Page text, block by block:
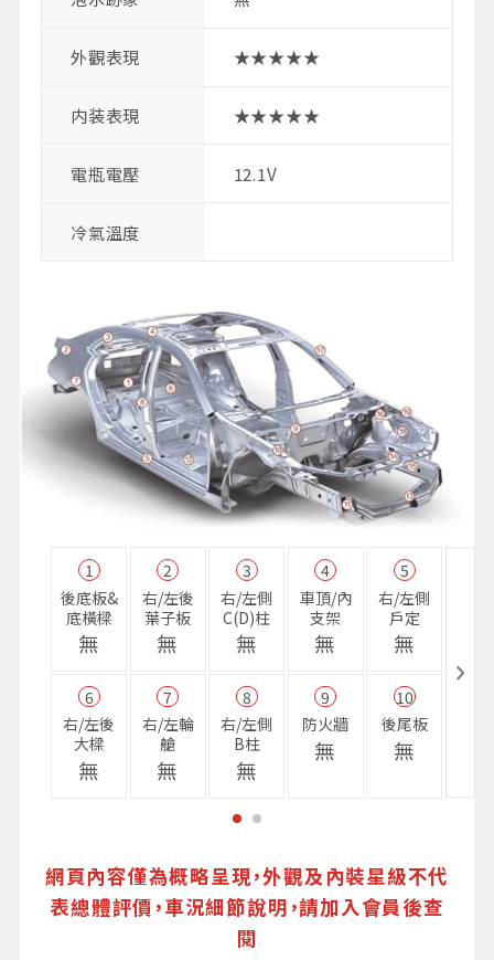
外觀表現 ★★★★★
内装表現 ★★★★★
電瓶電壓 12.1V
冷氣溫度
1
後底板&
底橫樑
無
2
右/左後
葉子板
無
3
右/左側
C(D)柱
無
4
車頂/內
支架
無
5
右/左側
戶定
無
6
右/左後
大樑
無
7
右/左輪
艙
無
8
右/左側
B柱
無
9
防火牆
無
10
後尾板
無
網頁內容僅為概略呈現，外觀及內裝星級不代
表總體評價，車況細節說明，請加入會員後查
閱